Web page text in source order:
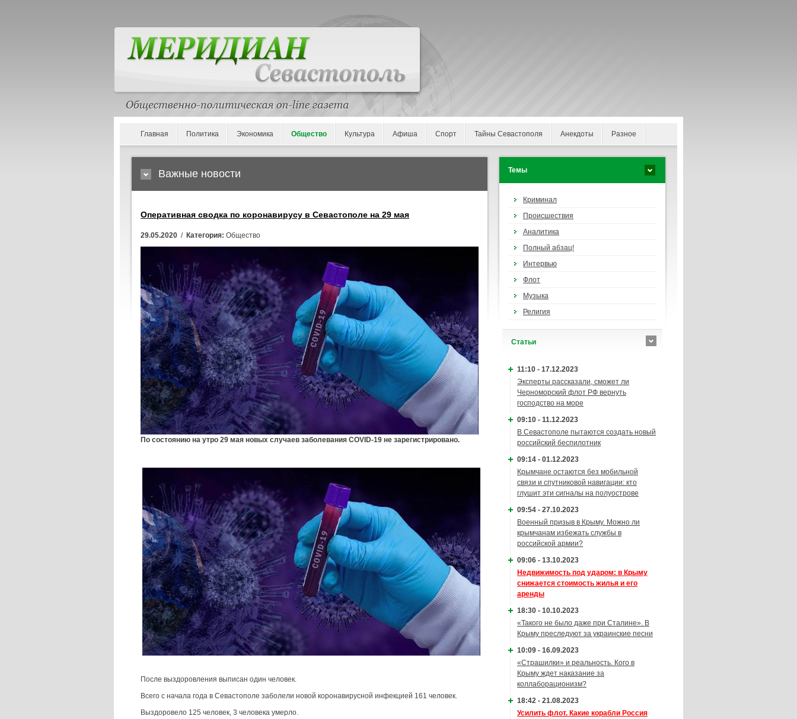
Главная Политика Экономика Общество Культура Афиша Спорт Тайны Севастополя Анекдоты Разное
Важные новости
Оперативная сводка по коронавирусу в Севастополе на 29 мая
29.05.2020 / Категория: Общество
По состоянию на утро 29 мая новых случаев заболевания COVID-19 не зарегистрировано.
После выздоровления выписан один человек.
Всего с начала года в Севастополе заболели новой коронавирусной инфекцией 161 человек.
Выздоровело 125 человек, 3 человека умерло.
Темы
Криминал
Происшествия
Аналитика
Полный абзац!
Интервью
Флот
Музыка
Религия
Cтатьи
11:10 - 17.12.2023
Эксперты рассказали, сможет ли
Черноморский флот РФ вернуть
господство на море
09:10 - 11.12.2023
В Севастополе пытаются создать новый
российский беспилотник
09:14 - 01.12.2023
Крымчане остаются без мобильной
связи и спутниковой навигации: кто
глушит эти сигналы на полуострове
09:54 - 27.10.2023
Военный призыв в Крыму. Можно ли
крымчанам избежать службы в
российской армии?
09:06 - 13.10.2023
Недвижимость под ударом: в Крыму
снижается стоимость жилья и его
аренды
18:30 - 10.10.2023
«Такого не было даже при Сталине». В
Крыму преследуют за украинские песни
10:09 - 16.09.2023
«Страшилки» и реальность. Кого в
Крыму ждет наказание за
коллаборационизм?
18:42 - 21.08.2023
Усилить флот. Какие корабли Россия